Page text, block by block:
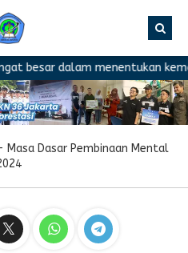
dalam menentukan
Masa Dasar Pembinaan Mental